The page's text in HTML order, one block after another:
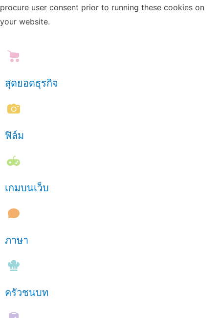
procure user consent prior to running these cookies on
your website.
สุดยอดธุรกิจ
ฟิล์ม
เกมบนเว็บ
ภาษา
ครัวชนบท